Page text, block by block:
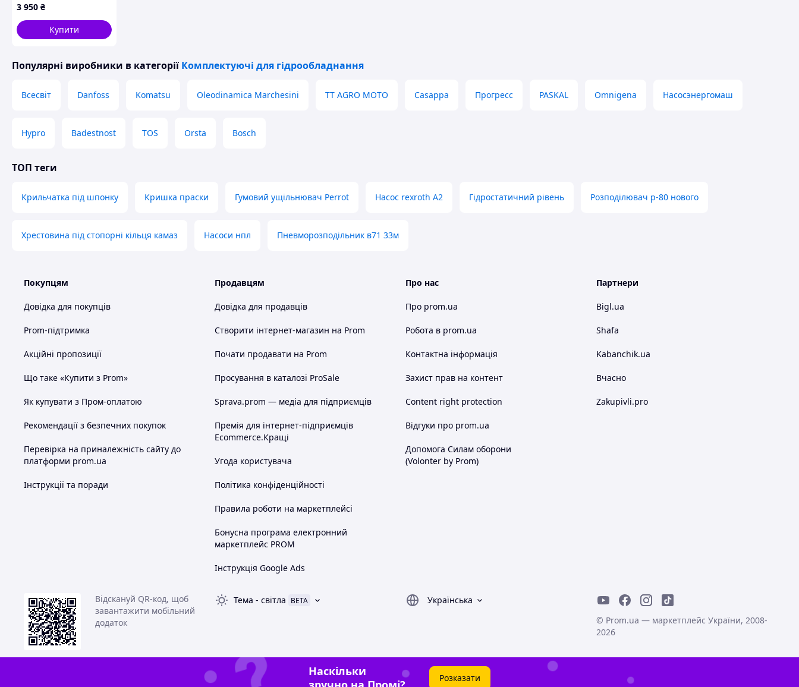
3 950 ₴
Купити
Популярні виробники в категорії Комплектуючі для гідрообладнання
Всесвіт Danfoss Komatsu Oleodinamica Marchesini TT AGRO MOTO Casappa Прогресс PASKAL Omnigena Насосэнергомаш
Hypro Badestnost TOS Orsta Bosch
ТОП теги
Крильчатка під шпонку Кришка праски Гумовий ущільнювач Perrot Насос rexroth A2 Гідростатичний рівень Розподілювач р-80 нового
Хрестовина під стопорні кільця камаз Насоси нпл Пневморозподільник в71 33м
Покупцям
Довідка для покупців
Prom-підтримка
Акційні пропозиції
Що таке «Купити з Prom»
Як купувати з Пром-оплатою
Рекомендації з безпечних покупок
Перевірка на приналежність сайту до
платформи prom.ua
Інструкції та поради
Продавцям
Довідка для продавців
Створити інтернет-магазин на Prom
Почати продавати на Prom
Просування в каталозі ProSale
Sprava.prom — медіа для підприємців
Премія для інтернет-підприємців
Ecommerce.Кращі
Угода користувача
Політика конфіденційності
Правила роботи на маркетплейсі
Бонусна програма електронний
маркетплейс PROM
Інструкція Google Ads
Про нас
Про prom.ua
Робота в prom.ua
Контактна інформація
Захист прав на контент
Content right protection
Відгуки про prom.ua
Допомога Силам оборони
(Volonter by Prom)
Партнери
Bigl.ua
Shafa
Kabanchik.ua
Вчасно
Zakupivli.pro
Відскануй QR-код, щоб
завантажити мобільний
додаток
Тема - світла BETA
Українська
© Prom.ua — маркетплейс України, 2008-
2026
Наскільки
Розказати